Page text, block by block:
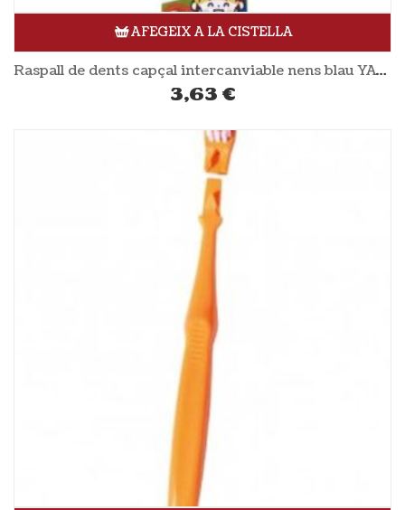
AFEGEIX A LA CISTELLA
Raspall de dents capçal intercanviable nens blau YAWECO
3,63 €